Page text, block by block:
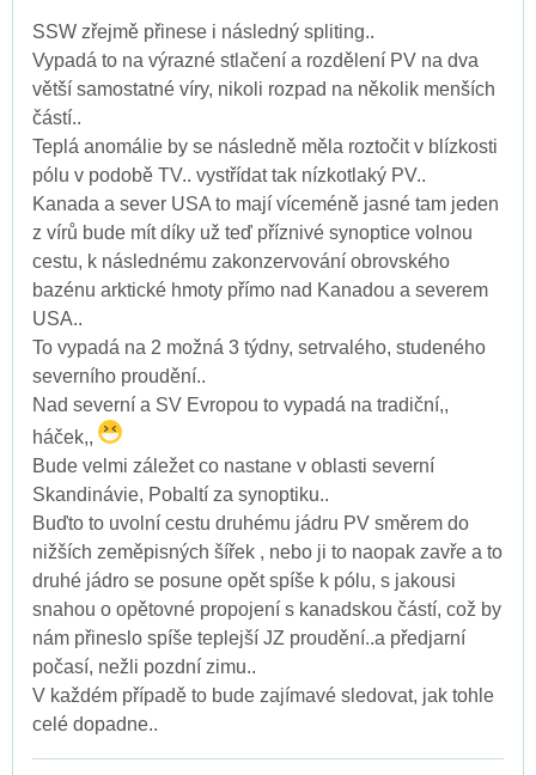
SSW zřejmě přinese i následný spliting..
Vypadá to na výrazné stlačení a rozdělení PV na dva
větší samostatné víry, nikoli rozpad na několik menších
částí..
Teplá anomálie by se následně měla roztočit v blízkosti
pólu v podobě TV.. vystřídat tak nízkotlaký PV..
Kanada a sever USA to mají víceméně jasné tam jeden
z vírů bude mít díky už teď příznivé synoptice volnou
cestu, k následnému zakonzervování obrovského
bazénu arktické hmoty přímo nad Kanadou a severem
USA..
To vypadá na 2 možná 3 týdny, setrvalého, studeného
severního proudění..
Nad severní a SV Evropou to vypadá na tradiční,,
háček,,
Bude velmi záležet co nastane v oblasti severní
Skandinávie, Pobaltí za synoptiku..
Buďto to uvolní cestu druhému jádru PV směrem do
nižších zeměpisných šířek , nebo ji to naopak zavře a to
druhé jádro se posune opět spíše k pólu, s jakousi
snahou o opětovné propojení s kanadskou částí, což by
nám přineslo spíše teplejší JZ proudění..a předjarní
počasí, nežli pozdní zimu..
V každém případě to bude zajímavé sledovat, jak tohle
celé dopadne..